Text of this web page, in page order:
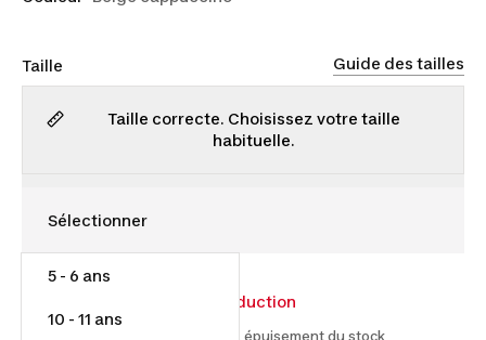
Taille Guide des tailles
Taille correcte. Choisissez votre taille
habituelle.
5 - 6 ans
10 - 11 ans
41% de réduction
À partir du 2026-07-14 et jusqu'à épuisement du stock